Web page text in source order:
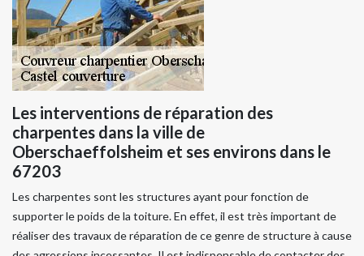
Les interventions de réparation des
charpentes dans la ville de
Oberschaeffolsheim et ses environs dans le
67203
Les charpentes sont les structures ayant pour fonction de
supporter le poids de la toiture. En effet, il est très important de
réaliser des travaux de réparation de ce genre de structure à cause